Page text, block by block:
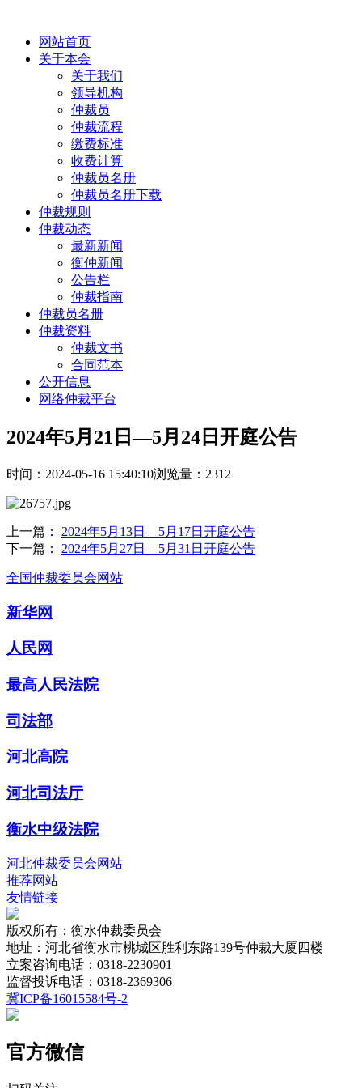
网站首页
关于本会
关于我们
领导机构
仲裁员
仲裁流程
缴费标准
收费计算
仲裁员名册
仲裁员名册下载
仲裁规则
仲裁动态
最新新闻
衡仲新闻
公告栏
仲裁指南
仲裁员名册
仲裁资料
仲裁文书
合同范本
公开信息
网络仲裁平台
2024年5月21日—5月24日开庭公告
时间：2024-05-16 15:40:10浏览量：2312
上一篇： 2024年5月13日—5月17日开庭公告
下一篇： 2024年5月27日—5月31日开庭公告
全国仲裁委员会网站
新华网
人民网
最高人民法院
司法部
河北高院
河北司法厅
衡水中级法院
河北仲裁委员会网站
推荐网站
友情链接
版权所有：衡水仲裁委员会
地址：河北省衡水市桃城区胜利东路139号仲裁大厦四楼
立案咨询电话：0318-2230901
监督投诉电话：0318-2369306
冀ICP备16015584号-2
官方微信